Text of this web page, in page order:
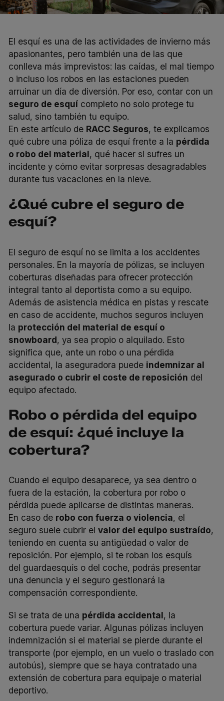
El esquí es una de las actividades de invierno más
apasionantes, pero también una de las que
conlleva más imprevistos: las caídas, el mal tiempo
o incluso los robos en las estaciones pueden
arruinar un día de diversión. Por eso, contar con un
seguro de esquí completo no solo protege tu
salud, sino también tu equipo.
En este artículo de RACC Seguros, te explicamos
qué cubre una póliza de esquí frente a la pérdida
o robo del material, qué hacer si sufres un
incidente y cómo evitar sorpresas desagradables
durante tus vacaciones en la nieve.
¿Qué cubre el seguro de
esquí?
El seguro de esquí no se limita a los accidentes
personales. En la mayoría de pólizas, se incluyen
coberturas diseñadas para ofrecer protección
integral tanto al deportista como a su equipo.
Además de asistencia médica en pistas y rescate
en caso de accidente, muchos seguros incluyen
la protección del material de esquí o
snowboard, ya sea propio o alquilado. Esto
significa que, ante un robo o una pérdida
accidental, la aseguradora puede indemnizar al
asegurado o cubrir el coste de reposición del
equipo afectado.
Robo o pérdida del equipo
de esquí: ¿qué incluye la
cobertura?
Cuando el equipo desaparece, ya sea dentro o
fuera de la estación, la cobertura por robo o
pérdida puede aplicarse de distintas maneras.
En caso de robo con fuerza o violencia, el
seguro suele cubrir elvalor del equipo sustraído,
teniendo en cuenta su antigüedad o valor de
reposición. Por ejemplo, si te roban los esquís
del guardaesquís o del coche, podrás presentar
una denuncia y el seguro gestionará la
compensación correspondiente.
Si se trata de una pérdida accidental, la
cobertura puede variar. Algunas pólizas incluyen
indemnización si el material se pierde durante el
transporte (por ejemplo, en un vuelo o traslado con
autobús), siempre que se haya contratado una
extensión de cobertura para equipaje o material
deportivo.